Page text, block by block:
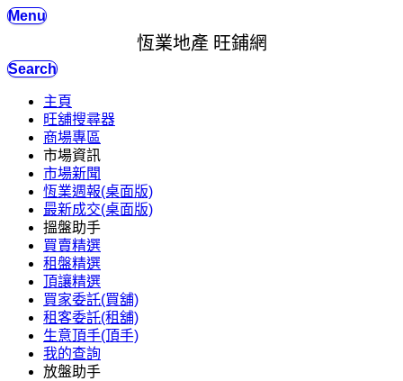
Menu
恆業地產 旺鋪網
Search
主頁
旺舖搜尋器
商場專區
市場資訊
市場新聞
恆業週報(桌面版)
最新成交(桌面版)
搵盤助手
買賣精選
租盤精選
頂讓精選
買家委託(買舖)
租客委託(租舖)
生意頂手(頂手)
我的查詢
放盤助手